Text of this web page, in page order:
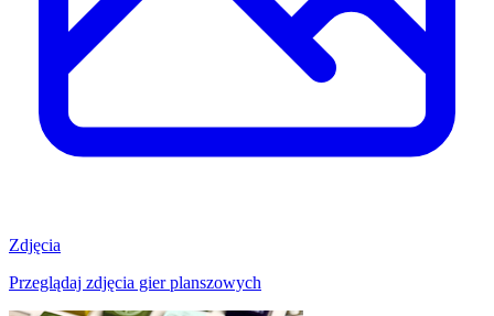
Zdjęcia
Przeglądaj zdjęcia gier planszowych